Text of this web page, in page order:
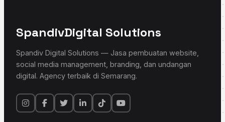
SpandivDigital Solutions
Spandiv Digital Solutions — Jasa pembuatan website,
social media management, branding, dan undangan
digital. Agency terbaik di Semarang.